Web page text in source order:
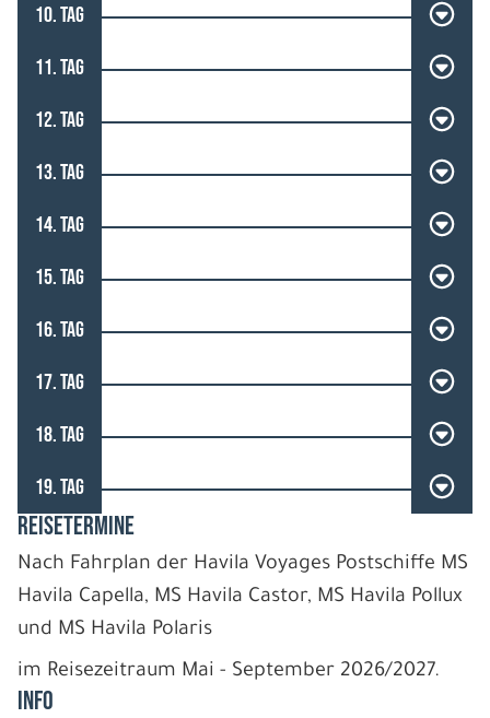
10. TAG
11. TAG
12. TAG
13. TAG
14. TAG
15. TAG
16. TAG
17. TAG
18. TAG
19. TAG
REISETERMINE
Nach Fahrplan der Havila Voyages Postschiffe MS
Havila Capella, MS Havila Castor, MS Havila Pollux
und MS Havila Polaris
im Reisezeitraum Mai - September 2026/2027.
INFO